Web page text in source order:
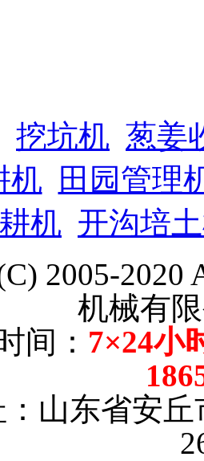
挖坑机 葱姜
机
田园管理
机 开沟培
2005-2020
机械有
间： 7×24小
：山东省安